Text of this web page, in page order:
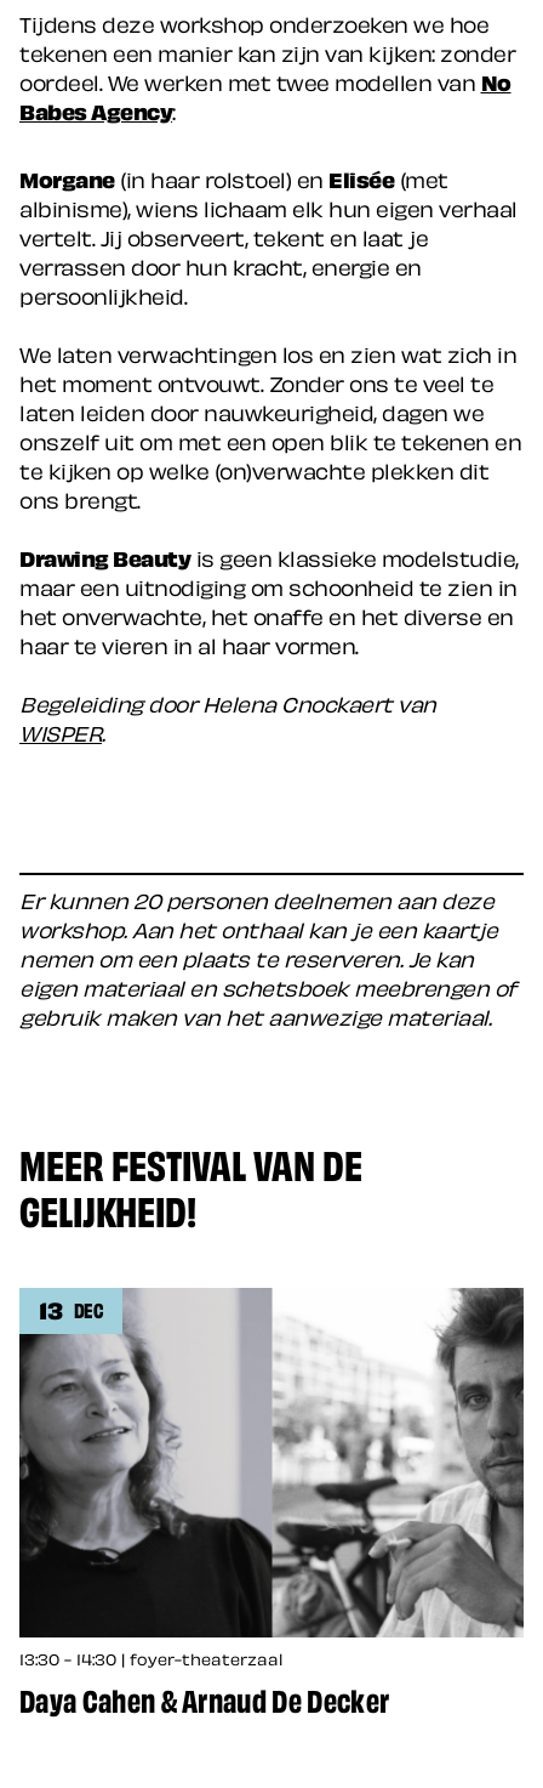
Tijdens deze workshop onderzoeken we hoe
tekenen een manier kan zijn van kijken: zonder
oordeel. We werken met twee modellen van No
Babes Agency:
Morgane(in haar rolstoel) en Elisée(met
albinisme), wiens lichaam elk hun eigen verhaal
vertelt. Jij observeert, tekent en laat je
verrassen door hun kracht, energie en
persoonlijkheid.
We laten verwachtingen los en zien wat zich in
het moment ontvouwt. Zonder ons te veel te
laten leiden door nauwkeurigheid, dagen we
onszelf uit om met een open blik te tekenen en
te kijken op welke (on)verwachte plekken dit
ons brengt.
Drawing Beautyis geen klassieke modelstudie,
maar een uitnodiging om schoonheid te zien in
het onverwachte, het onaffe en het diverse en
haar te vieren in al haar vormen.
Begeleiding door Helena Cnockaert van
WISPER.
Er kunnen 20 personen deelnemen aan deze
workshop. Aan het onthaal kan je een kaartje
nemen om een plaats te reserveren. Je kan
eigen materiaal en schetsboek meebrengen of
gebruik maken van het aanwezige materiaal.
MEER FESTIVAL VAN DE
GELIJKHEID!
13 DEC
13:30 - 14:30 | foyer-theaterzaal
Daya Cahen & Arnaud De Decker